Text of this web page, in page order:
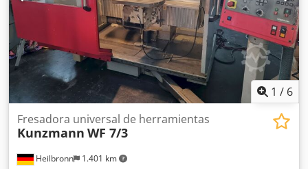
nuestras instalaciones • DEMOSTRACIÓN DIGITAL:
demostración en vivo individual a través de una
videollamada • COMPRA SIN RIESGOS: derecho de
devolución de 14 días Detalles:
1 / 6
Heilbronn 1.401 km
Fresadora universal de herramientas
Kunzmann WF 7/3